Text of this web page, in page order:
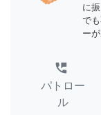
に
で
ー
perm_phone_msg
パトロー
ル